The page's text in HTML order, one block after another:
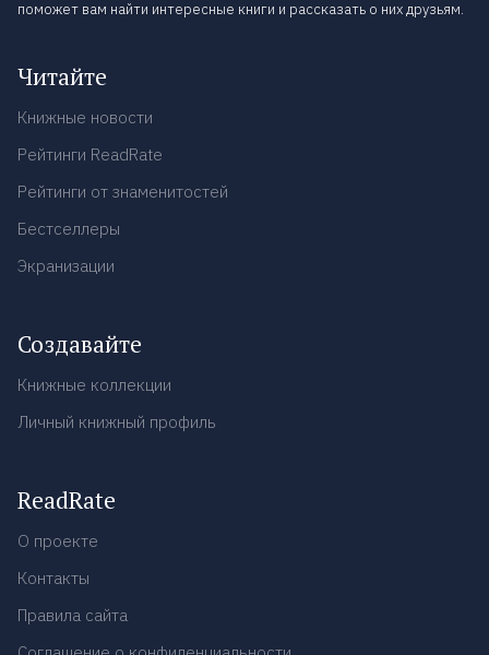
поможет вам найти интересные книги и рассказать о них друзьям.
Читайте
Книжные новости
Рейтинги ReadRate
Рейтинги от знаменитостей
Бестселлеры
Экранизации
Создавайте
Книжные коллекции
Личный книжный профиль
ReadRate
О проекте
Контакты
Правила сайта